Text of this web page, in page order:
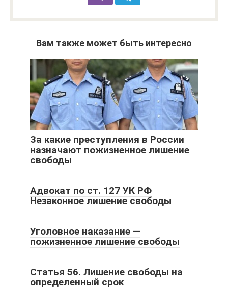
Вам также может быть интересно
За какие преступления в России
назначают пожизненное лишение
свободы
Адвокат по ст. 127 УК РФ
Незаконное лишение свободы
Уголовное наказание —
пожизненное лишение свободы
Статья 56. Лишение свободы на
определенный срок